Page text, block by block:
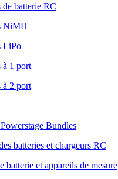
de batterie RC
NiMH
LiPo
à 1 port
à 2 port
Bundles
batteries et chargeurs RC
batterie et appareils de mesure